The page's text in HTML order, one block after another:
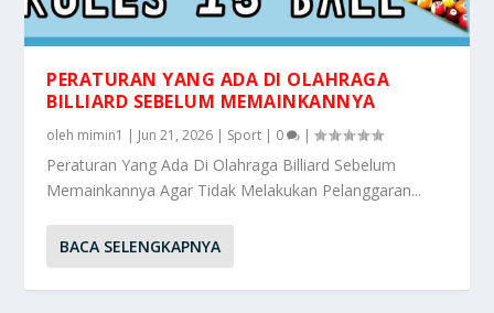
PERATURAN YANG ADA DI OLAHRAGA
BILLIARD SEBELUM MEMAINKANNYA
oleh mimin1 | Jun 21, 2026 | Sport | 0 |
Peraturan Yang Ada Di Olahraga Billiard Sebelum
Memainkannya Agar Tidak Melakukan Pelanggaran...
BACA SELENGKAPNYA